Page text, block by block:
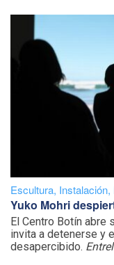
Escultura, Instalación,
Yuko Mohri
El Centro Botín abre
invita a detenerse y
desapercibido.